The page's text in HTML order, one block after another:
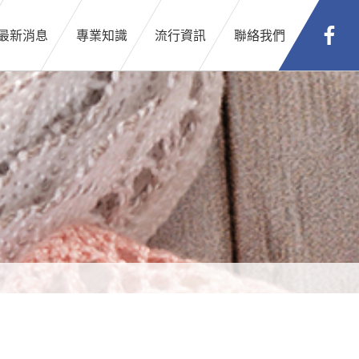
新消息 專業知識 流行資訊 聯絡我們